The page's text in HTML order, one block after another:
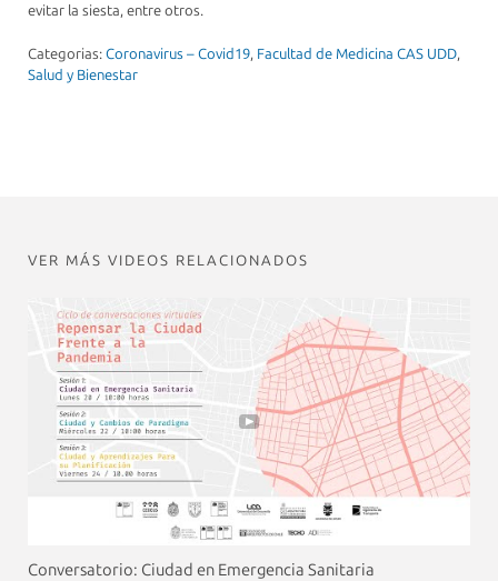
evitar la siesta, entre otros.
Categorias: Coronavirus – Covid19, Facultad de Medicina CAS UDD,
Salud y Bienestar
VER MÁS VIDEOS RELACIONADOS
Conversatorio: Ciudad en Emergencia Sanitaria